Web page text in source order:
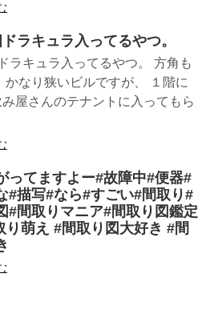
ラキュラ入ってるやつ。
ラキュラ入ってるやつ。 方角も
かなり狭いビルですが、 １階に
屋さんのテナントに入ってもら
ってますよー#故障中#便器#
#描写#なら#すごい#間取り#
#間取りマニア#間取り図鑑定
り萌え #間取り図大好き #間